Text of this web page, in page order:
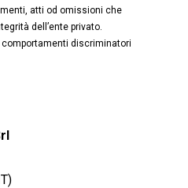
atti od omissioni che
dell’ente privato.
comportamenti discriminatori